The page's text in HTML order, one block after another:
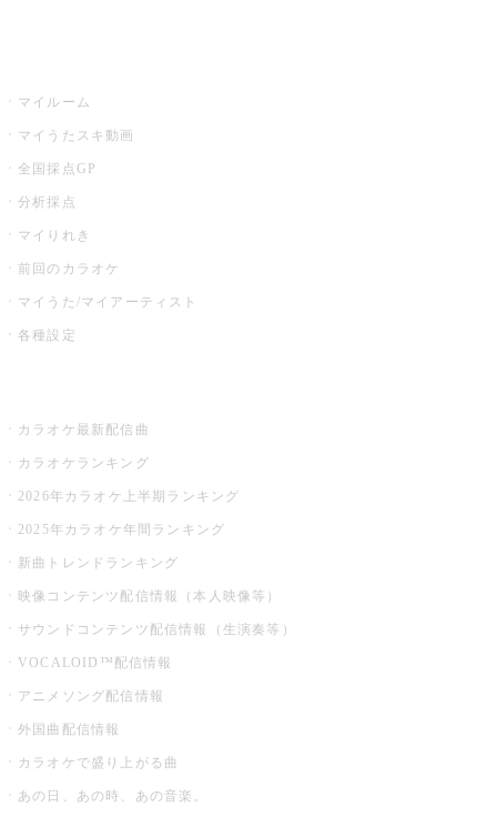
マイルーム
マイうたスキ動画
全国採点GP
分析採点
マイりれき
前回のカラオケ
マイうた/マイアーティスト
各種設定
カラオケ最新配信曲
カラオケランキング
2026年カラオケ上半期ランキング
2025年カラオケ年間ランキング
新曲トレンドランキング
映像コンテンツ配信情報（本人映像等）
サウンドコンテンツ配信情報（生演奏等）
VOCALOID™配信情報
アニメソング配信情報
外国曲配信情報
カラオケで盛り上がる曲
あの日、あの時、あの音楽。